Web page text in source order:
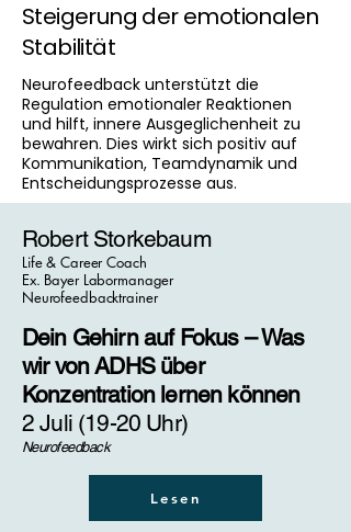
Steigerung der emotionalen
Stabilität
Neurofeedback unterstützt die
Regulation emotionaler Reaktionen
und hilft, innere Ausgeglichenheit zu
bewahren. Dies wirkt sich positiv auf
Kommunikation, Teamdynamik und
Entscheidungsprozesse aus.
Robert Storkebaum
Life & Career Coach
Ex. Bayer Labormanager
Neurofeedbacktrainer
Dein Gehirn auf Fokus – Was
wir von ADHS über
Konzentration lernen können
2 Juli (19-20 Uhr)
Neurofeedback
Lesen